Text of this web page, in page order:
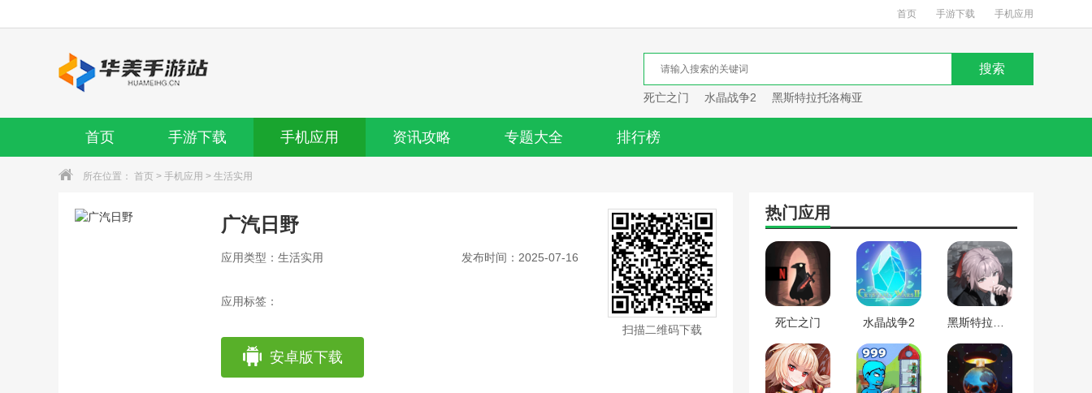
首页 手游下载 手机应用
死亡之门 水晶战争2 黑斯特拉托洛梅亚
首页 手游下载 手机应用 资讯攻略 专题大全 排行榜
所在位置： 首页 > 手机应用 > 生活实用
广汽日野
应用类型：生活实用 发布时间：2025-07-16
应用标签：
安卓版下载
扫描二维码下载
热门应用
死亡之门 水晶战争2